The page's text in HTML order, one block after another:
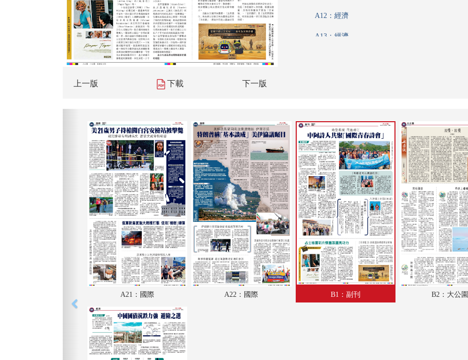
上一版 下載 下一版
A12：經濟
A13：經濟
A18：兩岸
A19：體育
A20：體育
A21：國際
A22：國際
B1：副刊
B2：大公園
B3：小公園
B4：經濟
A21：國際 A22：國際 B1：副刊 B2：大公園